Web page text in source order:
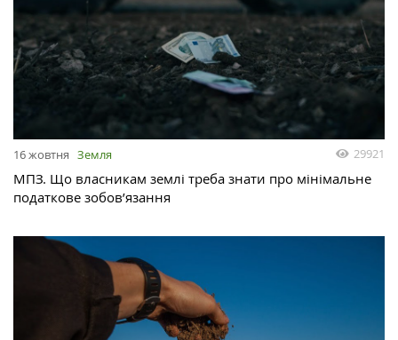
16 жовтня Земля 29921
МПЗ. Що власникам землі треба знати про мінімальне
податкове зобов’язання